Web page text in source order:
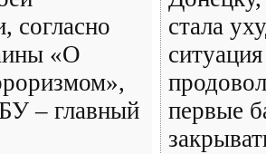
согласно
«О
– главный
стала
первые